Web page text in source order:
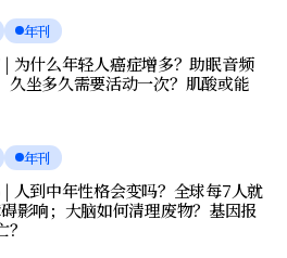
年刊
为什么年轻人癌症增多？助眠音频
久坐多久需要活动一次？肌酸或能
年刊
人到中年性格会变吗？全球每7人就
影响；大脑如何清理废物？基因报